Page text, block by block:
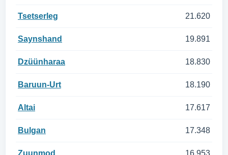
Tsetserleg 21.620
Saynshand 19.891
Dzüünharaa 18.830
Baruun-Urt 18.190
Altai 17.617
Bulgan 17.348
Zuunmod 16.953